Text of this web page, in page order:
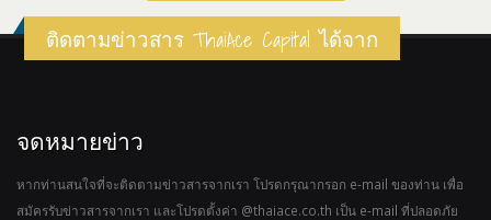
ติดตามข่าวสาร ThaiAce Capital ได้จาก
จดหมายข่าว
หากท่านสนใจที่จะติดตามข่าวสารจากเรา โปรดกรุณากรอก e-mail ของท่าน เพื่อ
สมัครรับข่าวสารจากเรา และโปรดตั้งค่า @thaiace.co.th เป็น e-mail ที่ปลอดภัย